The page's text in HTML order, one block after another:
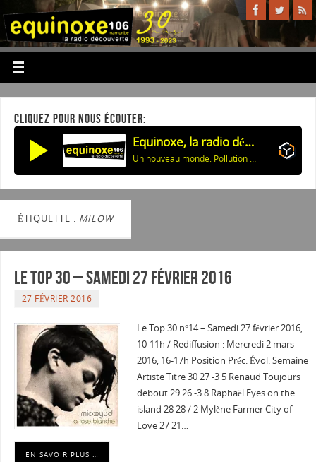
CLIQUEZ POUR NOUS ÉCOUTER:
Equinoxe, la radio découverte
Un nouveau monde: Pollution et énergie des maisons
ÉTIQUETTE : MILOW
Le Top 30 – Samedi 27 février 2016
27 FÉVRIER 2016
Le Top 30 n°14 – Samedi 27 février 2016,
10-11h / Rediffusion : Mercredi 2 mars
2016, 16-17h Position Préc. Évol. Semaine
Artiste Titre 30 27 -3 5 Renaud Toujours
debout 29 26 -3 8 Raphaël Eyes on the
island 28 28 / 2 Mylène Farmer City of
Love 27 21…
EN SAVOIR PLUS …